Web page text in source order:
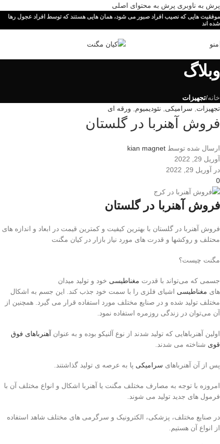
پرش به ناوبری پرش به محتوای اصلی
موفقیت هایی که نصیب افراد صبور می شود، همان هایی هستند که توسط افراد عجول رها
شده اند
منو
وبلاگ
خانه/تجهیزات
تجهیزات
سرامیکی نئودیمیوم ورقه ای
فروش آهنربا در گلستان
ارسال شده توسط kian magnet
آوریل 29, 2022
در آوریل 29, 2022
0
فروش آهنربا در گلستان
فروش آهنربا در گلستان با بهترین کیفیت و کمترین قیمت در ابعاد و اندازه های
محتلف و روکشها و قدرت های مورد نیاز بازار در کیان مگنت
مگنت چیست؟
جسمی که می‌تواند با قدرت مغناطیسی خود و تولید میدان
های مغناطیسی اشیای فلزی را با سمت خود جذب کند. این جسم به اشکال
مختلف تولید شده و در صنایع مختلف مورد استفاده قرار می گیرد. همچنین از
آن می‌توان در زندگی روزمره استفاده نمود.
اولین آهنرباهایی که تولید شدند از نوع آلنیکو بوده و به عنوان آهنرباهای فوق
قوی شناخته می شدند.‌
پس از آن آهنرباهای سرامیکی پا به عرصه ی تولید گذاشتند.
امروزه با توجه به مصارف مختلف مگنت یا آهنربا اشکال و انواع مختلف آن با
فرمول های جدید تولید می شوند.
در صنایع مختلف، پزشکی، الکترونیک و سرگرمی های مختلف شاهد استفاده
از انواع آن هستیم.